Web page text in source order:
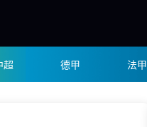
超 德甲 法甲